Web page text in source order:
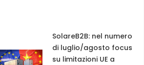
SolareB2B: nel numero
di luglio/agosto focus
su limitazioni UE a